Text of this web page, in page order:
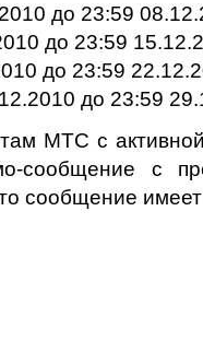
до 23:59
до 23:59
до 23:59
до 23:59
МТС с
сообщение с
сообщение